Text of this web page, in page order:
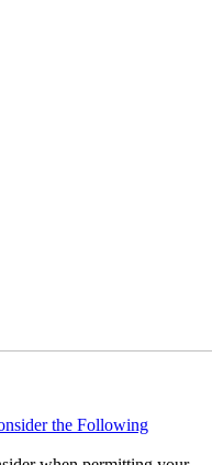
the Following